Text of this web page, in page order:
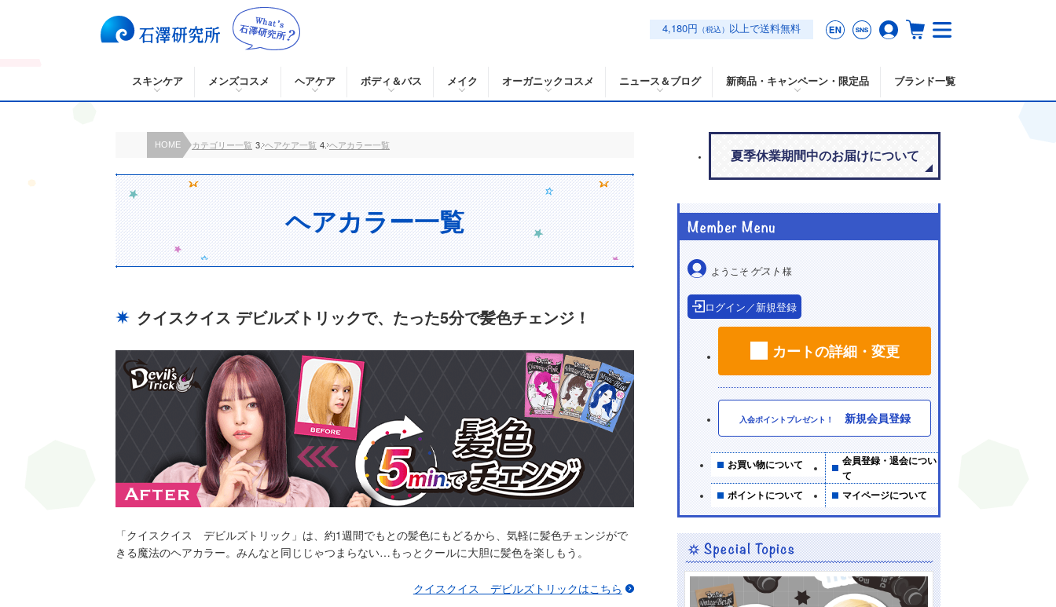
4,180円 （税込） 以上で送料無料
スキンケア メンズコスメ ヘアケア ボディ＆バス メイク オーガニックコスメ ニュース＆ブログ 新商品・キャンペーン・限定品 ブランド一覧
HOME カテゴリー一覧 ヘアケア一覧 ヘアカラー一覧
ヘアカラー一覧
クイスクイス デビルズトリックで、たった5分で髪色チェンジ！
「クイスクイス デビルズトリック」は、約1週間でもとの髪色にもどるから、気軽に髪色チェンジがで
きる魔法のヘアカラー。みんなと同じじゃつまらない…もっとクールに大胆に髪色を楽しもう。
クイスクイス デビルズトリックはこちら
夏季休業期間中のお届けについて
ようこそゲスト 様
ログイン／新規登録
カートの詳細・変更
入会ポイントプレゼント！ 新規会員登録
お買い物について
会員登録・退会につい
て
ポイントについて
マイページについて